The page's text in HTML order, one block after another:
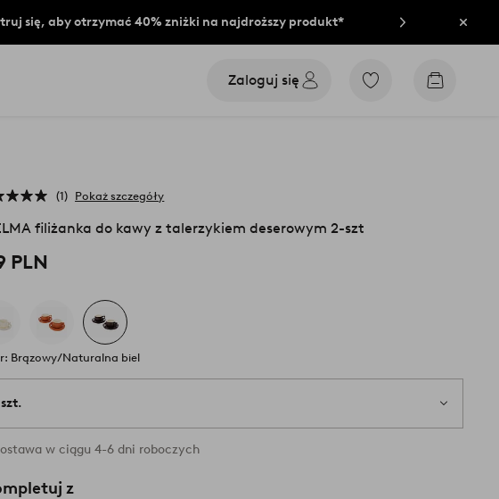
się, aby otrzymać 40% zniżki na najdroższy produkt*
Zaloguj się
Przejdź
Przejdź
1 Pokaż szczegóły
filiżanka do kawy z talerzykiem deserowym 2-szt
PLN
Brązowy/Naturalna biel
szt.
magazyniew ciągu 4-6 dni roboczych
z